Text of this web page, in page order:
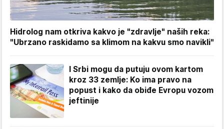
Hidrolog nam otkriva kakvo je "zdravlje" naših reka:
"Ubrzano raskidamo sa klimom na kakvu smo navikli"
I Srbi mogu da putuju ovom kartom
kroz 33 zemlje: Ko ima pravo na
popust i kako da obiđe Evropu vozom
jeftinije